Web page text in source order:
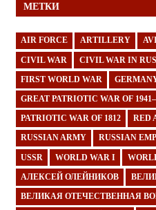
МЕТКИ
AIR FORCE ARTILLERY
CIVIL WAR CIVIL WAR IN
FIRST WORLD WAR
GREAT PATRIOTIC WAR OF
PATRIOTIC WAR OF 1812 RED
RUSSIAN ARMY RUSSIAN
USSR WORLD WAR I
АЛЕКСЕЙ ОЛЕЙНИКОВ
ВЕЛИКАЯ ОТЕЧЕСТВЕННАЯ